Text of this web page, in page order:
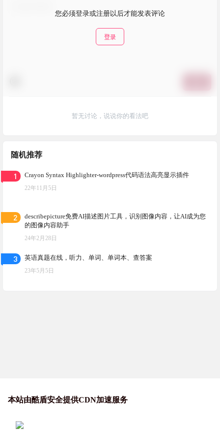
您必须登录或注册以后才能发表评论
登录
暂无讨论，说说你的看法吧
随机推荐
1 Crayon Syntax Highlighter-wordpress代码语法高亮显示插件
22年11月5日
2
describepicture免费AI描述图片工具，识别图像内容，让AI成为您
的图像内容助手
24年2月28日
3 英语真题在线，听力、单词、单词本、查答案
23年5月5日
本站由酷盾安全提供CDN加速服务